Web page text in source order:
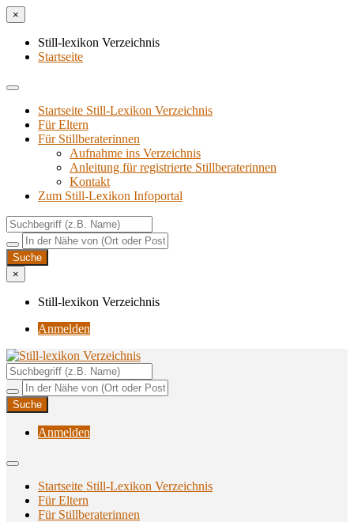
×
Still-lexikon Verzeichnis
Startseite
Startseite Still-Lexikon Verzeichnis
Für Eltern
Für Stillberaterinnen
Aufnahme ins Verzeichnis
Anlei­tung für regis­trier­te Stillberaterinnen
Kon­takt
Zum Still-Lexikon Infoportal
×
Still-lexikon Verzeichnis
Anmelden
Still-lexikon Verzeichnis
Unterstützungsangebote rund ums Stillen
Anmelden
Startseite Still-Lexikon Verzeichnis
Für Eltern
Für Stillberaterinnen